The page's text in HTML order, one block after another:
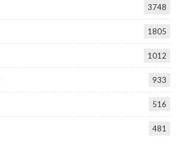
3748
1805
1012
933
516
481